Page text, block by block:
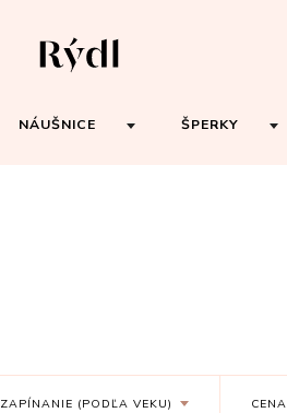
NÁUŠNICE ŠPERKY
ZAPÍNANIE (PODĽA VEKU) CENA